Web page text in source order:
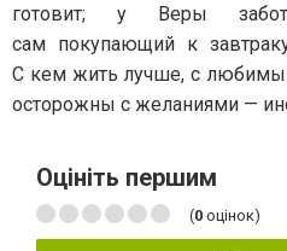
готовит; у Веры
сам покупающий к
С кем жить лучше, с
осторожны с желаниями —
Оцініть першим
(0 оцінок)